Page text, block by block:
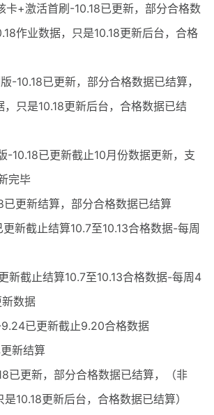
卡+激活首刷-10.18已更新，部分合格数
作业数据，只是10.18更新后台，合格
-10.18已更新，部分合格数据已结算，
，只是10.18更新后台，合格数据已结
-10.18已更新截止10月份数据更新，支
完毕
已更新结算，部分合格数据已结算
新截止结算10.7至10.13合格数据-每周
新截止结算10.7至10.13合格数据-每周4
数据
已更新截止9.20合格数据
新结算
已更新，部分合格数据已结算，（非
10.18更新后台，合格数据已结算）